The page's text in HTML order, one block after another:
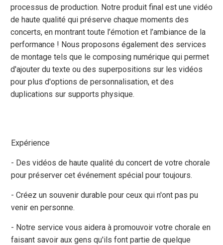
processus de production. Notre produit final est une vidéo
de haute qualité qui préserve chaque moments des
concerts, en montrant toute l’émotion et l’ambiance de la
performance ! Nous proposons également des services
de montage tels que le composing numérique qui permet
d'ajouter du texte ou des superpositions sur les vidéos
pour plus d'options de personnalisation, et des
duplications sur supports physique.
Expérience
- Des vidéos de haute qualité du concert de votre chorale
pour préserver cet événement spécial pour toujours.
- Créez un souvenir durable pour ceux qui n'ont pas pu
venir en personne.
- Notre service vous aidera à promouvoir votre chorale en
faisant savoir aux gens qu'ils font partie de quelque